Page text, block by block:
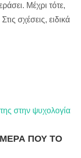
Μέχρι τότε,
σχέσεις, ειδικά
ΠΟΥ ΤΟ